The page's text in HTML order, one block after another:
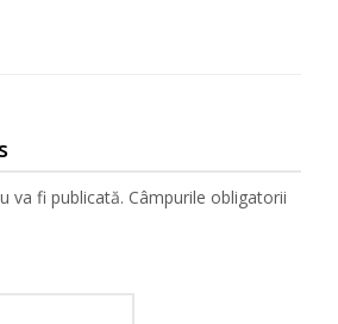
va fi publicată. Câmpurile obligatorii